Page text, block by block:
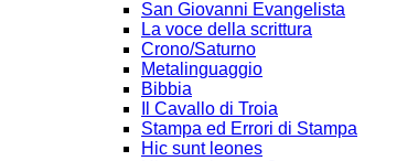
San Giovanni Evangelista
La voce della scrittura
Crono/Saturno
Metalinguaggio
Bibbia
Il Cavallo di Troia
Stampa ed Errori di Stampa
Hic sunt leones